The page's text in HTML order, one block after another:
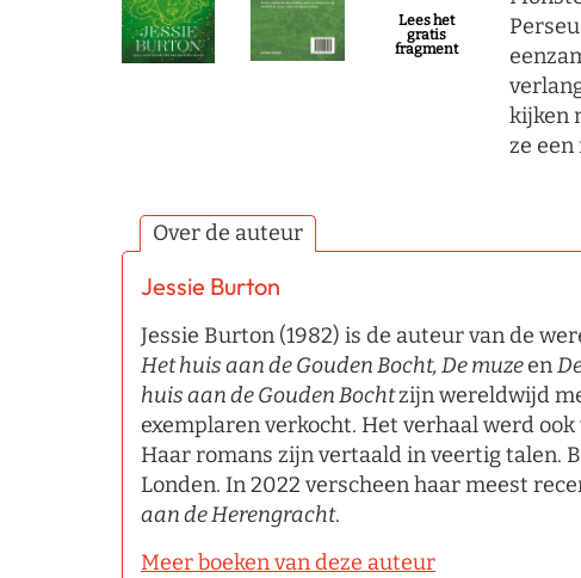
Lees het
gratis
fragment
kijken
ze een
Over de auteur
Jessie Burton
Jessie Burton (1982) is de auteur van de
Het huis aan de Gouden Bocht, De muzeen
huis aan de Gouden Bochtzijn wereldwijd
exemplaren verkocht. Het verhaal werd ook
Haar romans zijn vertaald in veertig talen.
Londen. In 2022 verscheen haar meest
aan de Herengracht.
Meer boeken van deze auteur